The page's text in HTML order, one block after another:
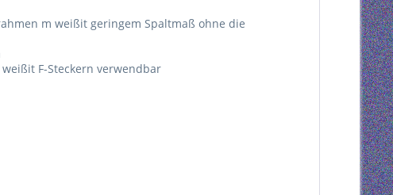
m weißit geringem Spaltmaß ohne die
F-Steckern verwendbar